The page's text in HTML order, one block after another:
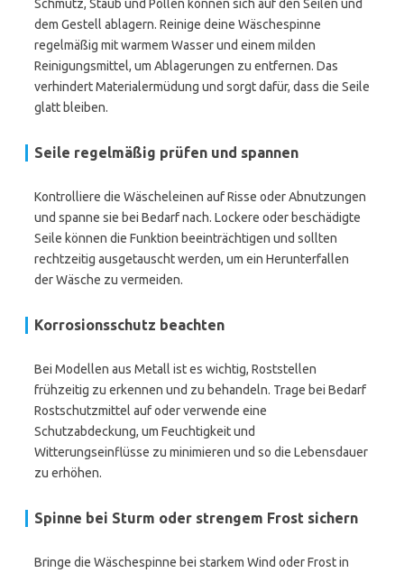
Schmutz, Staub und Pollen können sich auf den Seilen und
dem Gestell ablagern. Reinige deine Wäschespinne
regelmäßig mit warmem Wasser und einem milden
Reinigungsmittel, um Ablagerungen zu entfernen. Das
verhindert Materialermüdung und sorgt dafür, dass die Seile
glatt bleiben.
Seile regelmäßig prüfen und spannen
Kontrolliere die Wäscheleinen auf Risse oder Abnutzungen
und spanne sie bei Bedarf nach. Lockere oder beschädigte
Seile können die Funktion beeinträchtigen und sollten
rechtzeitig ausgetauscht werden, um ein Herunterfallen
der Wäsche zu vermeiden.
Korrosionsschutz beachten
Bei Modellen aus Metall ist es wichtig, Roststellen
frühzeitig zu erkennen und zu behandeln. Trage bei Bedarf
Rostschutzmittel auf oder verwende eine
Schutzabdeckung, um Feuchtigkeit und
Witterungseinflüsse zu minimieren und so die Lebensdauer
zu erhöhen.
Spinne bei Sturm oder strengem Frost sichern
Bringe die Wäschespinne bei starkem Wind oder Frost in